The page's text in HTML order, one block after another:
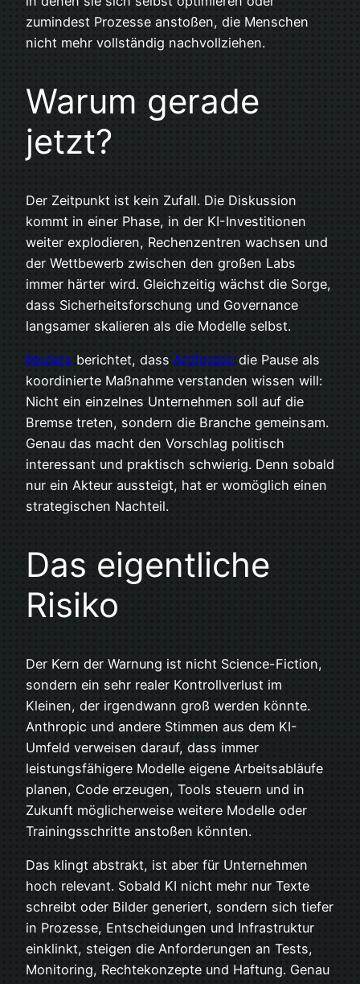
zumindest Prozesse anstoßen, die Menschen
nicht mehr vollständig nachvollziehen.
Warum gerade
jetzt?
Der Zeitpunkt ist kein Zufall. Die Diskussion
kommt in einer Phase, in der KI-Investitionen
weiter explodieren, Rechenzentren wachsen und
der Wettbewerb zwischen den großen Labs
immer härter wird. Gleichzeitig wächst die Sorge,
dass Sicherheitsforschung und Governance
langsamer skalieren als die Modelle selbst.
Reuters berichtet, dass Anthropic die Pause als
koordinierte Maßnahme verstanden wissen will:
Nicht ein einzelnes Unternehmen soll auf die
Bremse treten, sondern die Branche gemeinsam.
Genau das macht den Vorschlag politisch
interessant und praktisch schwierig. Denn sobald
nur ein Akteur aussteigt, hat er womöglich einen
strategischen Nachteil.
Das eigentliche
Risiko
Der Kern der Warnung ist nicht Science-Fiction,
sondern ein sehr realer Kontrollverlust im
Kleinen, der irgendwann groß werden könnte.
Anthropic und andere Stimmen aus dem KI-
Umfeld verweisen darauf, dass immer
leistungsfähigere Modelle eigene Arbeitsabläufe
planen, Code erzeugen, Tools steuern und in
Zukunft möglicherweise weitere Modelle oder
Trainingsschritte anstoßen könnten.
Das klingt abstrakt, ist aber für Unternehmen
hoch relevant. Sobald KI nicht mehr nur Texte
schreibt oder Bilder generiert, sondern sich tiefer
in Prozesse, Entscheidungen und Infrastruktur
einklinkt, steigen die Anforderungen an Tests,
Monitoring, Rechtekonzepte und Haftung. Genau